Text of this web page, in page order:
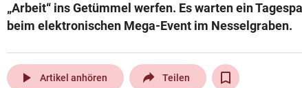
„Arbeit“ ins Getümmel werfen. Es warten ein
beim elektronischen Mega-Event im Nesselgraben.
play_arrow Artikel anhören Teilen